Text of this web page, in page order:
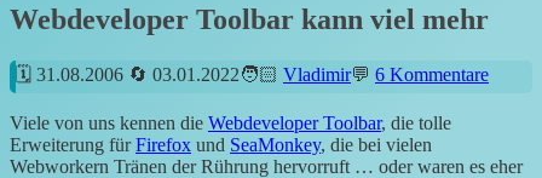
Webdeveloper Toolbar kann viel mehr
31.08.2006 03.01.2022 Vladimir 6 Kommentare
Viele von uns kennen die Webdeveloper Toolbar, die tolle
Erweiterung fürFirefox und SeaMonkey, die bei vielen
Webworkern Tränen der Rührung hervorruft … oder waren es eher